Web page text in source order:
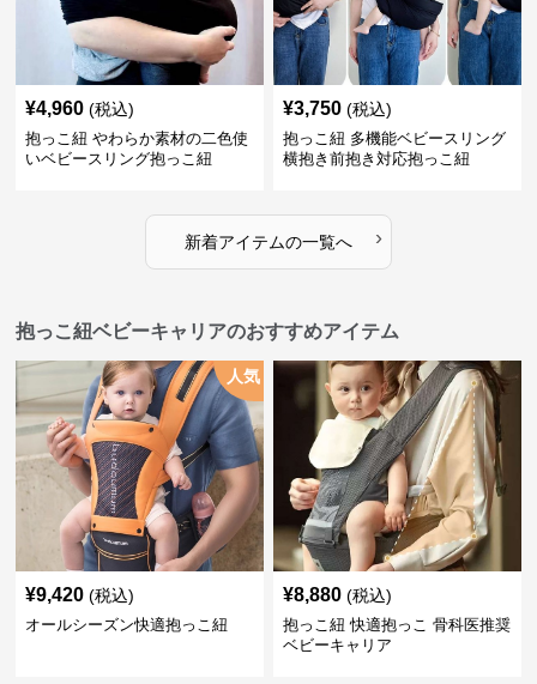
¥4,960 (税込)
抱っこ紐 やわらか素材の二色使
いベビースリング抱っこ紐
¥3,750 (税込)
抱っこ紐 多機能ベビースリング
横抱き前抱き対応抱っこ紐
新着アイテムの一覧へ ›
抱っこ紐ベビーキャリアのおすすめアイテム
人気
¥9,420 (税込)
オールシーズン快適抱っこ紐
¥8,880 (税込)
抱っこ紐 快適抱っこ 骨科医推奨
ベビーキャリア